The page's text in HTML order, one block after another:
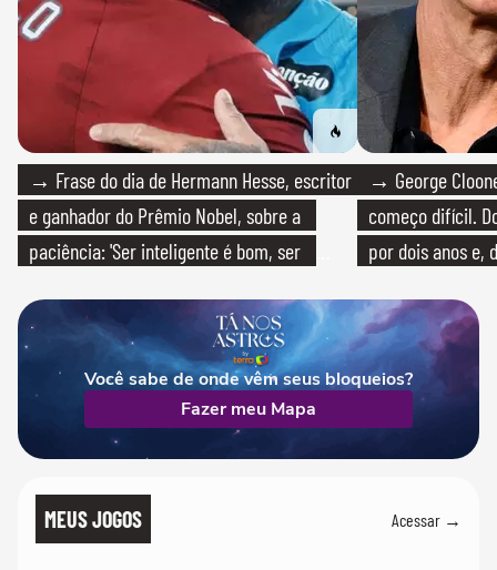
→ Frase do dia de Hermann Hesse, escritor
e ganhador do Prêmio Nobel, sobre a
paciência: 'Ser inteligente é bom, ser
→ George
começo difícil.
por dois anos e,
Você sabe de onde vêm seus bloqueios?
Fazer meu Mapa
MEUS JOGOS Acessar →